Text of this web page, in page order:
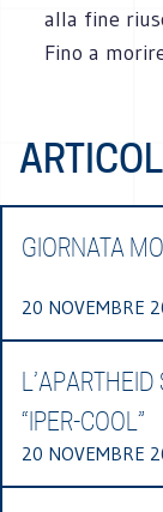
alla fine
Fino a
GIORNATA
20 NOVEMBRE
“IPER-COOL”
20 NOVEMBRE